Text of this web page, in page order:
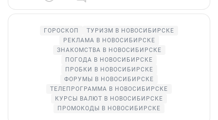
ГОРОСКОП
ТУРИЗМ В НОВОСИБИРСКЕ
РЕКЛАМА В НОВОСИБИРСКЕ
ЗНАКОМСТВА В НОВОСИБИРСКЕ
ПОГОДА В НОВОСИБИРСКЕ
ПРОБКИ В НОВОСИБИРСКЕ
ФОРУМЫ В НОВОСИБИРСКЕ
ТЕЛЕПРОГРАММА В НОВОСИБИРСКЕ
КУРСЫ ВАЛЮТ В НОВОСИБИРСКЕ
ПРОМОКОДЫ В НОВОСИБИРСКЕ